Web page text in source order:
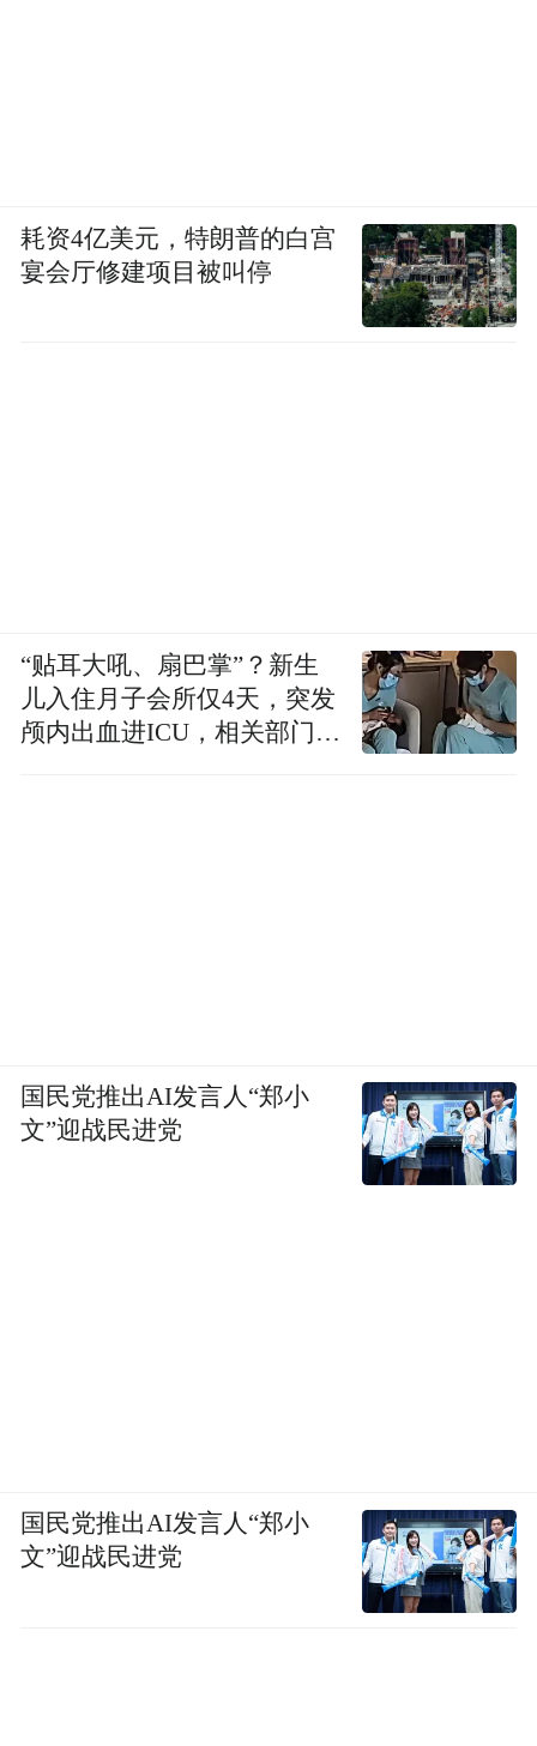
耗资4亿美元，特朗普的白宫
宴会厅修建项目被叫停
“贴耳大吼、扇巴掌”？新生
儿入住月子会所仅4天，突发
颅内出血进ICU，相关部门已
国民党推出AI发言人“郑小
文”迎战民进党
国民党推出AI发言人“郑小
文”迎战民进党